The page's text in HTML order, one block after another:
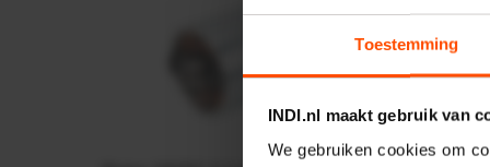
Toestemming
INDI.nl maakt gebruik van
We gebruiken cookies om